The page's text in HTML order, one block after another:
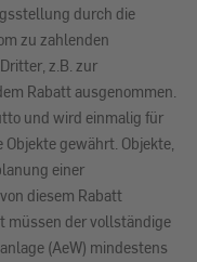
durch die
zu zahlenden
z.B. zur
Rabatt ausgenommen.
und wird einmalig für
gewährt. Objekte,
einer
diesem Rabatt
müssen der vollständige
(AeW) mindestens